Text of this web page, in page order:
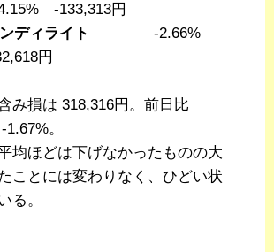
-133,313円
ディライト
-2.66%
円
み損は 318,316円。前日比
。
均ほどは下げなかったものの大
ことには変わりなく、ひどい状
る。